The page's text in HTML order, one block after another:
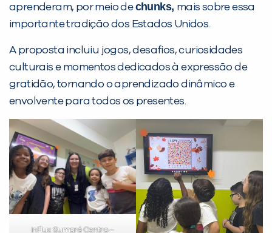
aprenderam, por meio dechunks, mais sobre essa
importante tradição dos Estados Unidos.
A proposta incluiu jogos, desafios, curiosidades
culturais e momentos dedicados à expressão de
gratidão, tornando o aprendizado dinâmico e
envolvente para todos os presentes.
inFlux Sumaré Centro –
inFlux nesta cidade ou bairro que
você digitou.
Preencha com seus dados abaixo e
já vamos te colocar em contato
com a: